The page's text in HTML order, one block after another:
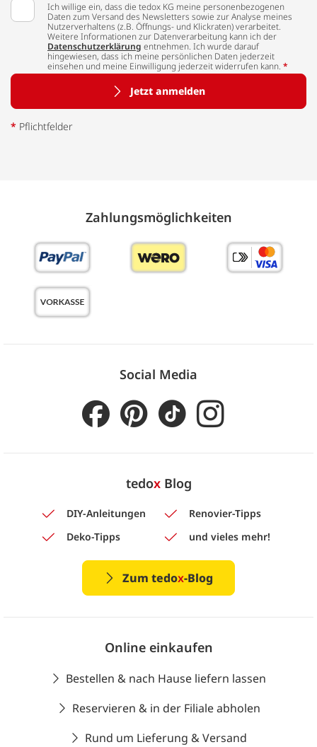
Ich willige ein, dass die tedox KG meine personenbezogenen
Daten zum Versand des Newsletters sowie zur Analyse meines
Nutzerverhaltens (z.B. Öffnungs- und Klickraten) verarbeitet.
Weitere Informationen zur Datenverarbeitung kann ich der
Datenschutzerklärung entnehmen. Ich wurde darauf
hingewiesen, dass ich meine persönlichen Daten jederzeit
einsehen und meine Einwilligung jederzeit widerrufen kann. *
Jetzt anmelden
* Pflichtfelder
Zahlungs­möglich­keiten
Social Media
tedoxBlog
DIY-Anleitungen
Renovier-Tipps
Deko-Tipps
und vieles mehr!
Zum tedox-Blog
Online einkaufen
Bestellen & nach Hause liefern lassen
Reservieren & in der Filiale abholen
Rund um Lieferung & Versand